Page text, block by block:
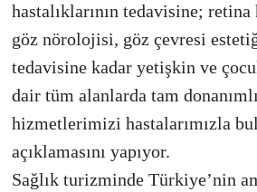
hastalıklarının tedavisine; retina
göz nörolojisi, göz çevresi
tedavisine kadar yetişkin ve
dair tüm alanlarda tam
hizmetlerimizi hastalarımızla
açıklamasını yapıyor.
Sağlık turizminde Türkiye’nin